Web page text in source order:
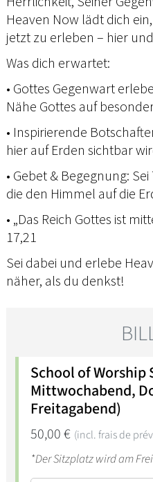
Heaven Now lädt dich
jetzt zu erleben – hier
Was dich erwartet:
• Gottes Gegenwart
Nähe Gottes auf
• Inspirierende
hier auf Erden sichtbar
• Gebet & Begegnung:
die den Himmel auf die
• „Das Reich Gottes ist
17,21
Sei dabei und erlebe
näher, als du denkst!